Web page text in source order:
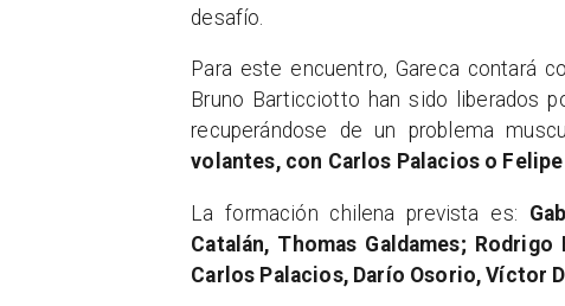
desafío.
Para este encuentro, Gareca contará
Bruno Barticciotto han sido liberados
recuperándose de un problema
volantes, con Carlos Palacios o
La formación chilena prevista es:
Catalán, Thomas Galdames;
Carlos Palacios, Darío Osorio, Víctor